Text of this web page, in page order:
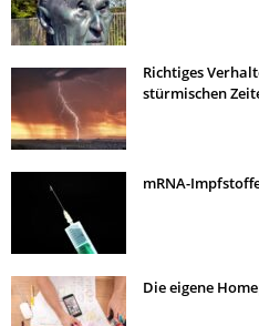
Richtiges
stürmischen
mRNA-
Die eigene